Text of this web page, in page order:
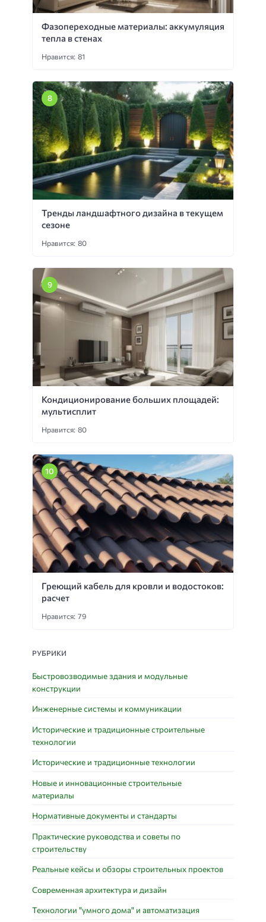
Фазопереходные материалы: аккумуляция
тепла в стенах
Нравится: 81
Тренды ландшафтного дизайна в текущем
сезоне
Нравится: 80
Кондиционирование больших площадей:
мультисплит
Нравится: 80
Греющий кабель для кровли и водостоков:
расчет
Нравится: 79
РУБРИКИ
Быстровозводимые здания и модульные
конструкции
Инженерные системы и коммуникации
Исторические и традиционные строительные
технологии
Исторические и традиционные технологии
Новые и инновационные строительные
материалы
Нормативные документы и стандарты
Практические руководства и советы по
строительству
Реальные кейсы и обзоры строительных проектов
Современная архитектура и дизайн
Технологии "умного дома" и автоматизация